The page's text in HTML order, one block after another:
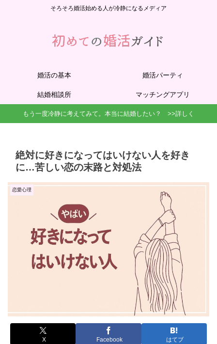
そろそろ婚活始める人が冷静になるメディア
婚活の基本 婚活パーティ
結婚相談所 マッチングアプリ
もう一度冷静に考えてみて。本当に結婚したい？ >>詳しく
絶対に好きになってはいけない人を好き
に…苦しい恋の末路と対処法
恋愛心理
X Facebook はてブ